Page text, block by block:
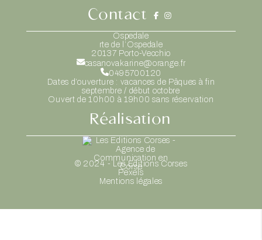
Contact
Ospedale
rte de l’Ospedale
20137 Porto-Vecchio
casanovakarine@orange.fr
0495700120
Dates d’ouverture : vacances de Pâques à fin
septembre / début octobre
Ouvert de 10h00 à 19h00 sans réservation
Réalisation
© 2024 - Les Editions Corses
Pexels
Mentions légales